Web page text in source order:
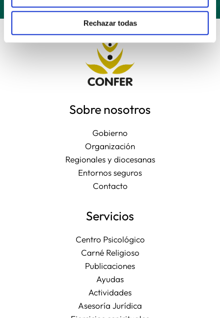
Rechazar todas
Sobre nosotros
Gobierno
Organización
Regionales y diocesanas
Entornos seguros
Contacto
Servicios
Centro Psicológico
Carné Religioso
Publicaciones
Ayudas
Actividades
Asesoría Jurídica